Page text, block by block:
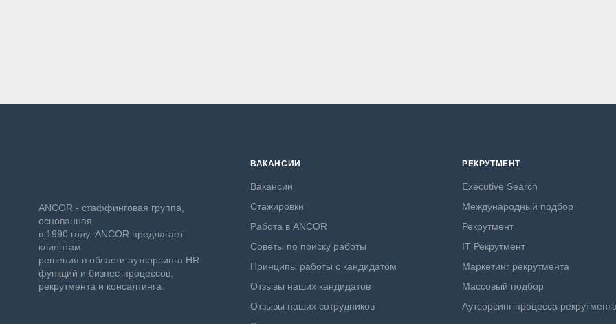
ANCOR - стаффинговая группа,
основанная
в 1990 году. ANCOR предлагает
клиентам
решения в области аутсорсинга HR-
функций и бизнес-процессов,
рекрутмента и консалтинга.
ВАКАНСИИ
Вакансии
Стажировки
Работа в ANCOR
Советы по поиску работы
Принципы работы с кандидатом
Отзывы наших кандидатов
Отзывы наших сотрудников
РЕКРУТМЕНТ
Executive Search
Международный подбор
Рекрутмент
IT Рекрутмент
Маркетинг рекрутмента
Массовый подбор
Аутсорсинг процесса